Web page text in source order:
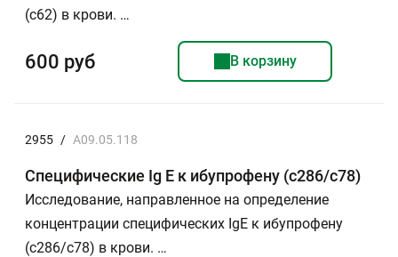
(c62) в крови. …
600 руб В корзину
2955 / A09.05.118
Специфические Ig E к ибупрофену (с286/c78)
Исследование, направленное на определение
концентрации специфических IgE к ибупрофену
(с286/с78) в крови. …